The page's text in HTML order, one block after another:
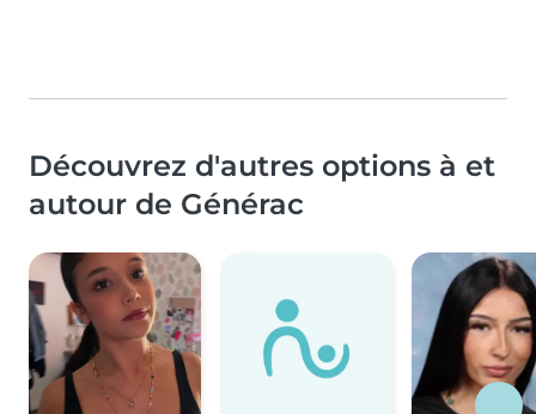
Découvrez d'autres options à et
autour de Générac